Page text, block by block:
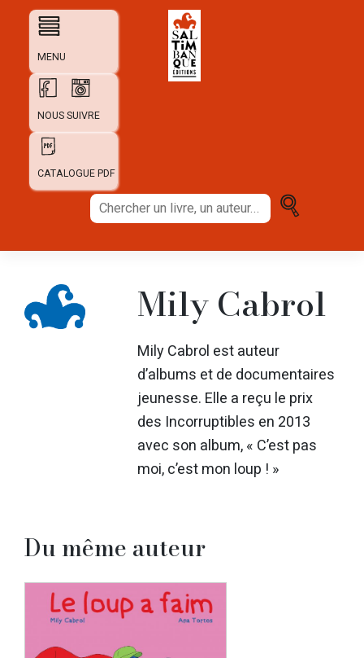
MENU
NOUS SUIVRE
CATALOGUE PDF
Chercher
un
Mily Cabrol
Mily Cabrol est auteur
d’albums et de documentaires
jeunesse. Elle a reçu le prix
des Incorruptibles en 2013
avec son album, « C’est pas
moi, c’est mon loup ! »
Du même auteur